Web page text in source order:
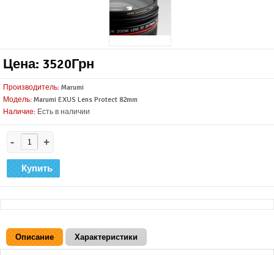
Цена: 3520Грн
Производитель: Marumi
Модель: Marumi EXUS Lens Protect 82mm
Наличие: Есть в наличии
- +
Описание Характеристики